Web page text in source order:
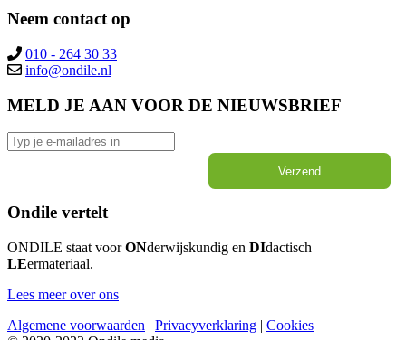
Neem contact op
010 - 264 30 33
MELD JE AAN VOOR DE NIEUWSBRIEF
Verzend
Ondile vertelt
ONDILE staat voorONderwijskundig en DIdactisch
LEermateriaal.
Lees meer over ons
Algemene voorwaarden | Privacyverklaring | Cookies